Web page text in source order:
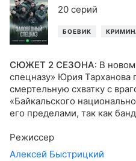
20 серий
БОЕВИК
СЮЖЕТ 2 СЕЗОНА: В
спецназу» Юрия Тарханова
смертельную схватку с
«Байкальского
его пределами, так как
которые могут пройти
Режиссер
Алексей Быстрицкий